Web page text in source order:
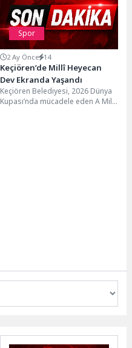
Spor
2 Ay Önce 14
Keçiören’de Millî Heyecan
Dev Ekranda Yaşandı
Keçiören Belediyesi, 2026 Dünya
Kupası’nda mücadele eden A Milli